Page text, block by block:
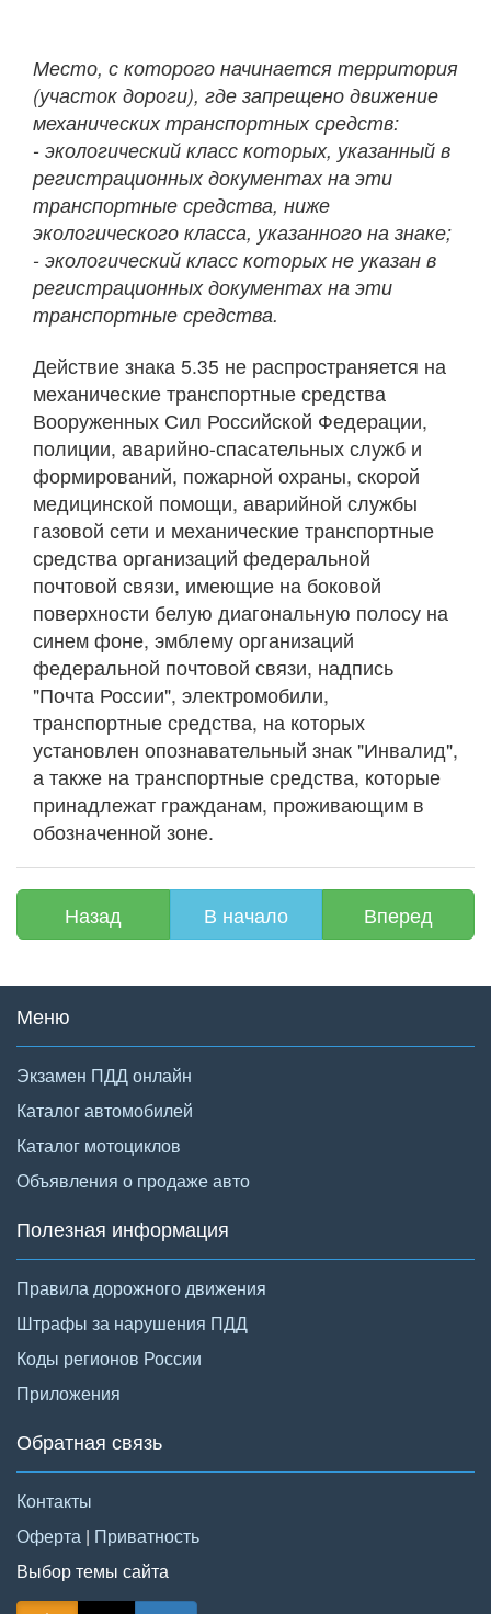
Место, с которого начинается территория
(участок дороги), где запрещено движение
механических транспортных средств:
- экологический класс которых, указанный в
регистрационных документах на эти
транспортные средства, ниже
экологического класса, указанного на знаке;
- экологический класс которых не указан в
регистрационных документах на эти
транспортные средства.
Действие знака 5.35 не распространяется на
механические транспортные средства
Вооруженных Сил Российской Федерации,
полиции, аварийно-спасательных служб и
формирований, пожарной охраны, скорой
медицинской помощи, аварийной службы
газовой сети и механические транспортные
средства организаций федеральной
почтовой связи, имеющие на боковой
поверхности белую диагональную полосу на
синем фоне, эмблему организаций
федеральной почтовой связи, надпись
"Почта России", электромобили,
транспортные средства, на которых
установлен опознавательный знак "Инвалид",
а также на транспортные средства, которые
принадлежат гражданам, проживающим в
обозначенной зоне.
Назад В начало Вперед
Меню
Экзамен ПДД онлайн
Каталог автомобилей
Каталог мотоциклов
Объявления о продаже авто
Полезная информация
Правила дорожного движения
Штрафы за нарушения ПДД
Коды регионов России
Приложения
Обратная связь
Контакты
Оферта | Приватность
Выбор темы сайта